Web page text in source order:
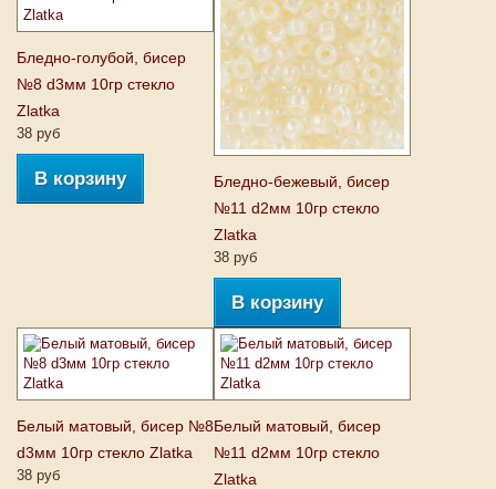
Бледно-голубой, бисер
№8 d3мм 10гр стекло
Zlatka
38 руб
В корзину
Бледно-бежевый, бисер
№11 d2мм 10гр стекло
Zlatka
38 руб
В корзину
Белый матовый, бисер №8
d3мм 10гр стекло Zlatka
38 руб
Белый матовый, бисер
№11 d2мм 10гр стекло
Zlatka